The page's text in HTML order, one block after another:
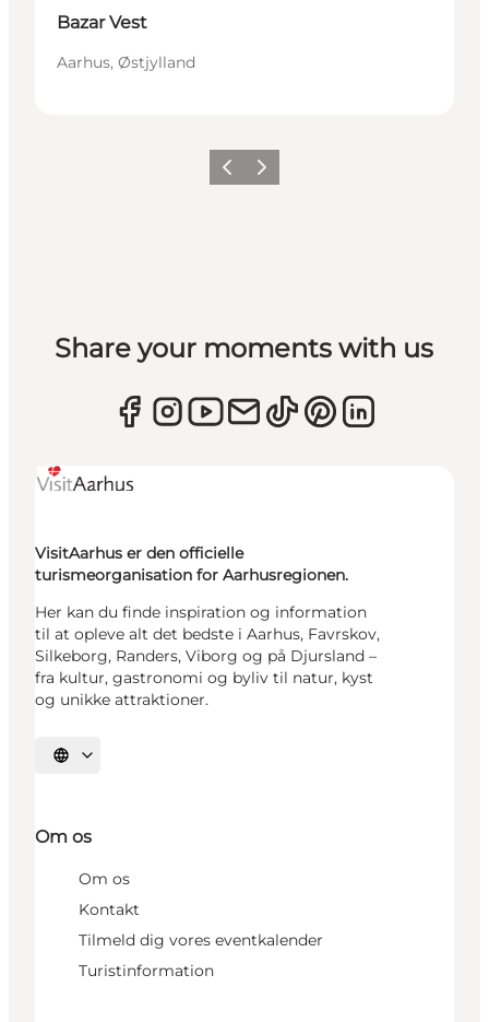
Bazar Vest
Aarhus, Østjylland
ForrigeNæste
Share your moments with us
VisitAarhus er den officielle
turismeorganisation for Aarhusregionen.
Her kan du finde inspiration og information
til at opleve alt det bedste i Aarhus, Favrskov,
Silkeborg, Randers, Viborg og på Djursland –
fra kultur, gastronomi og byliv til natur, kyst
og unikke attraktioner.
Vælg sprog
Om os
Om os
Kontakt
Tilmeld dig vores eventkalender
Turistinformation